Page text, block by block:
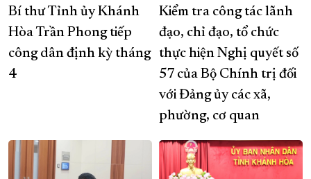
Bí thư Tỉnh ủy Khánh
Hòa Trần Phong tiếp
công dân định kỳ tháng
4
Kiểm tra công tác lãnh
đạo, chỉ đạo, tổ chức
thực hiện Nghị quyết số
57 của Bộ Chính trị đối
với Đảng ủy các xã,
phường, cơ quan